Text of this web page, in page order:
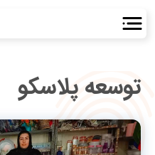
توسعه پلاسکو